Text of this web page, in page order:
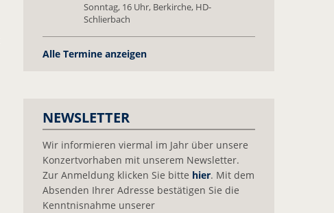
Sonntag, 16 Uhr, Berkirche, HD-
Schlierbach
Alle Termine anzeigen
NEWSLETTER
Wir informieren viermal im Jahr über unsere
Konzertvorhaben mit unserem Newsletter.
Zur Anmeldung klicken Sie bitte hier. Mit dem
Absenden Ihrer Adresse bestätigen Sie die
Kenntnisnahme unserer